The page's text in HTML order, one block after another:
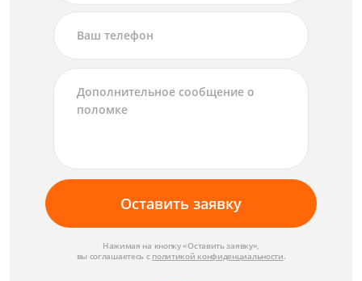
Оставить заявку
Нажимая на кнопку «Оставить заявку»,
вы соглашаетесь с политикой конфиденциальности.